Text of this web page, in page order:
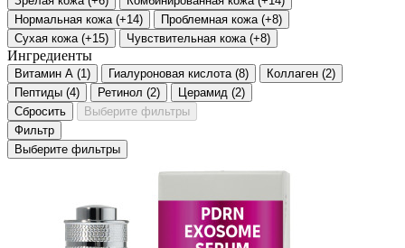
Нормальная кожа (+14) Проблемная кожа (+8)
Сухая кожа (+15) Чувствительная кожа (+8)
Ингредиенты
Витамин А (1 ) Гиалуроновая кислота (8) Коллаген (2)
Пептиды (4) Ретинол (2) Церамид (2)
Сбросить
Выберите фильтры
Фильтр
Выберите фильтры